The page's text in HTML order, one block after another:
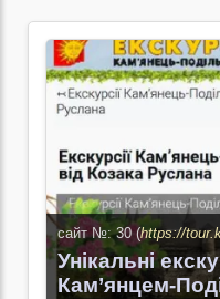
сайт №: 30 (https://
Унікальні
Кам’янцем-